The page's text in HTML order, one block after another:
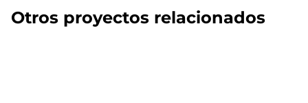
Otros proyectos relacionados